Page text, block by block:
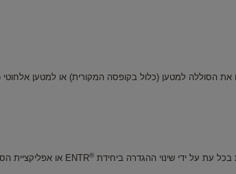
למטען (כלול בקופסה המקורית) או למטען אלחוטי
®ENTR או אפליקציית הסמארטפון